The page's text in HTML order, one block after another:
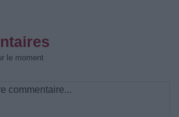
le moment